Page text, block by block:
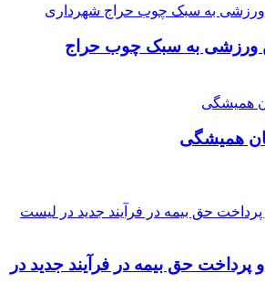
ورزشی به سبک چوب حراج
همیشگی
حق بیمه در فرآیند جدید در